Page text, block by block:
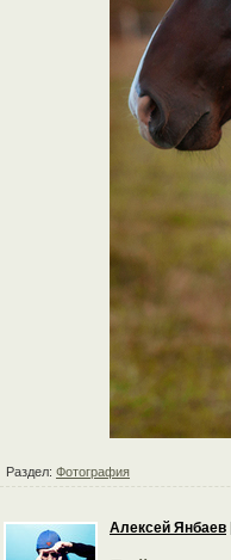
Раздел: Фотография
Алексей Янбаев